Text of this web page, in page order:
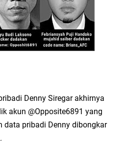
Denny Siregar akhirnya
akun @Opposite6891 yang
data pribadi Denny dibongkar